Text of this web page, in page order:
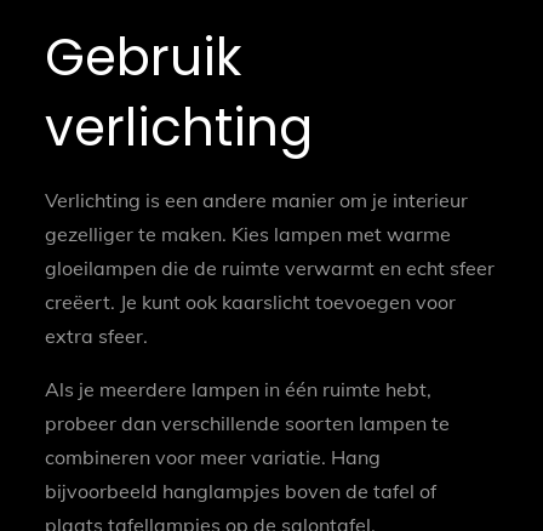
Gebruik
verlichting
Verlichting is een andere manier om je interieur
gezelliger te maken. Kies lampen met warme
gloeilampen die de ruimte verwarmt en echt sfeer
creëert. Je kunt ook kaarslicht toevoegen voor
extra sfeer.
Als je meerdere lampen in één ruimte hebt,
probeer dan verschillende soorten lampen te
combineren voor meer variatie. Hang
bijvoorbeeld hanglampjes boven de tafel of
plaats tafellampjes op de salontafel.